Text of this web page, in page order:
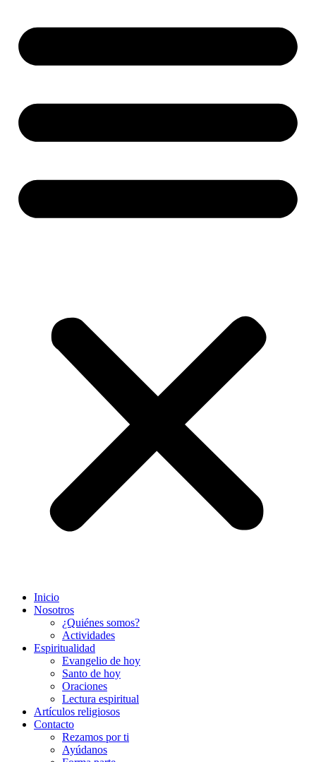
Inicio
Nosotros
¿Quiénes somos?
Actividades
Espiritualidad
Evangelio de hoy
Santo de hoy
Oraciones
Lectura espiritual
Artículos religiosos
Contacto
Rezamos por ti
Ayúdanos